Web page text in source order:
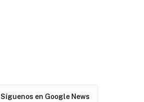
Síguenos en Google News